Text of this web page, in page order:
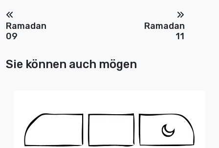
Ramadan
09
Ramadan
11
Sie können auch mögen